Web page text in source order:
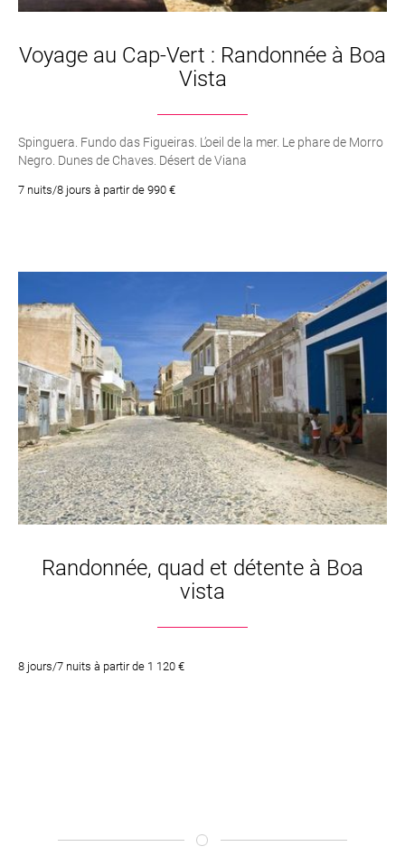
Voyage au Cap-Vert : Randonnée à Boa
Vista
Spinguera. Fundo das Figueiras. L’oeil de la mer. Le phare de Morro
Negro. Dunes de Chaves. Désert de Viana
7 nuits/8 jours à partir de 990 €
Randonnée, quad et détente à Boa
vista
8 jours/7 nuits à partir de 1 120 €